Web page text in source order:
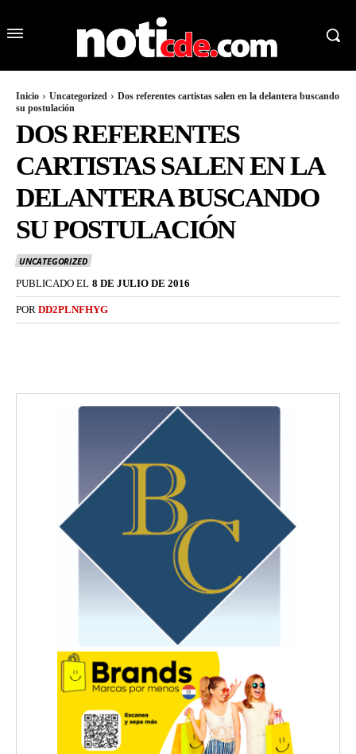
Inicio Uncategorized
Dos referentes cartistas salen en la delantera buscando
su postulación
DOS REFERENTES
CARTISTAS SALEN EN LA
DELANTERA BUSCANDO
SU POSTULACIÓN
UNCATEGORIZED
PUBLICADO EL 8 DE JULIO DE 2016
POR DD2PLNFHYG